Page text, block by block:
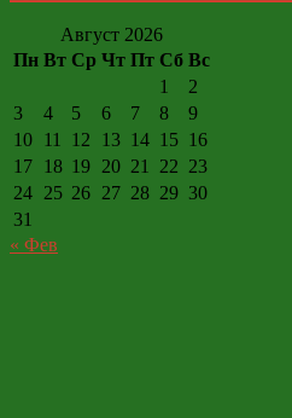
Август 2026
Пн Вт Ср Чт Пт Сб Вс
1
2
3
4 5 6 7 8
9
10 11 12 13 14 15 16
17 18 19 20 21 22 23
24 25 26 27 28 29 30
31
« Фев